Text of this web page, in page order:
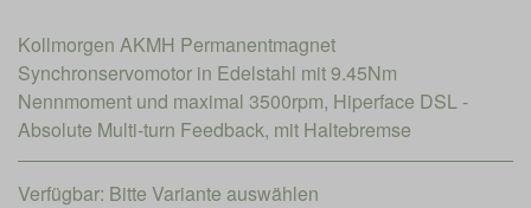
Kollmorgen AKMH Permanentmagnet
Synchronservomotor in Edelstahl mit 9.45Nm
Nennmoment und maximal 3500rpm, Hiperface DSL -
Absolute Multi-turn Feedback, mit Haltebremse
Verfügbar: Bitte Variante auswählen